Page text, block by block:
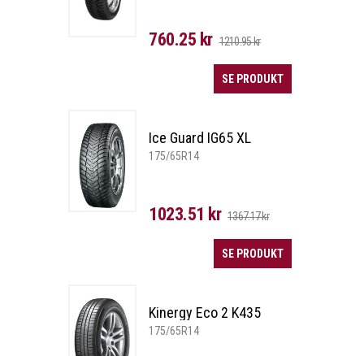
760.25 kr 1210.95 kr
SE PRODUKT
Ice Guard IG65 XL
175/65R14
1023.51 kr 1367.17 kr
SE PRODUKT
Kinergy Eco 2 K435
175/65R14